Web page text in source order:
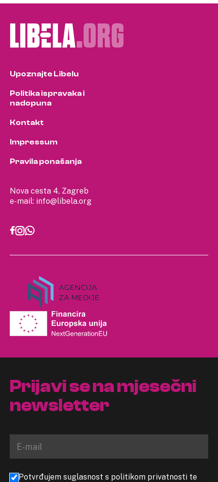
Nova cesta 4, Zagreb
e-mail: info@libela.org
Upoznajte Libelu
Politika ispravaka i
nadopuna
Kontakt
Impressum
Pravila ponašanja
Prijavi se na mjesečni
newsletter
Potvrđujem suglasnost s politikom privatnosti te